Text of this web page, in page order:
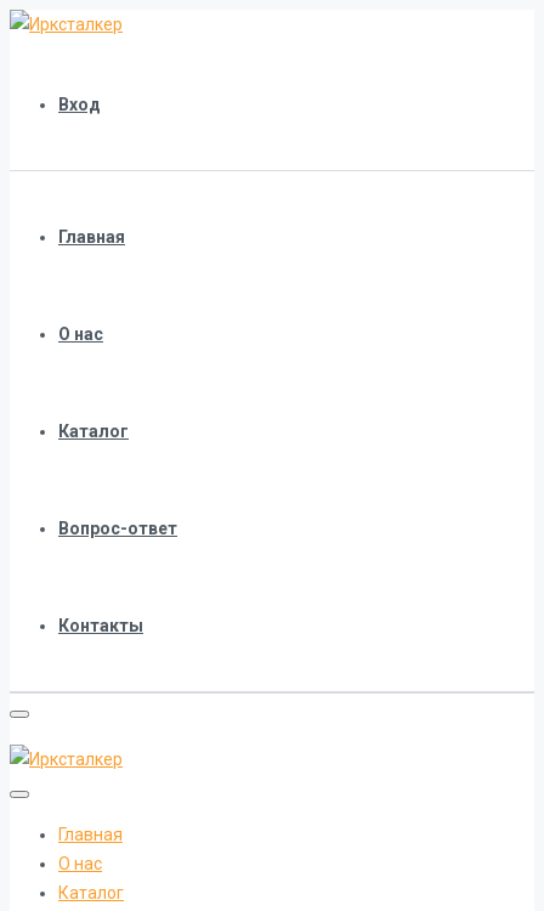
Вход
Главная
О нас
Каталог
Вопрос-ответ
Контакты
Главная
О нас
Каталог